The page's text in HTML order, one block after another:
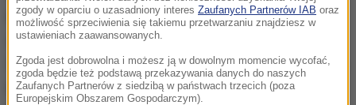
Kierowca autokaru zjechał z drogi, aby uniknąć
czołowego zderzenia z samochodem osobowym.
Śmierć ponieśli trener i menedżer generalny jej klubu.
Kovacevic zaś amputowano lewą nogę do kolana.
zgody w oparciu o uzasadniony interes Zaufanych Partnerów IAB oraz
możliwość sprzeciwienia się takiemu przetwarzaniu znajdziesz w
ustawieniach zaawansowanych.
Zgoda jest dobrowolna i możesz ją w dowolnym momencie wycofać,
zgoda będzie też podstawą przekazywania danych do naszych
Zaufanych Partnerów z siedzibą w państwach trzecich (poza
Europejskim Obszarem Gospodarczym).